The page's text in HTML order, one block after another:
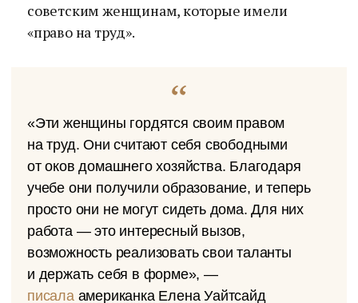
советским женщинам, которые имели
«право на труд».
«Эти женщины гордятся своим правом
на труд. Они считают себя свободными
от оков домашнего хозяйства. Благодаря
учебе они получили образование, и теперь
просто они не могут сидеть дома. Для них
работа — это интересный вызов,
возможность реализовать свои таланты
и держать себя в форме», —
писалаамериканка Елена Уайтсайд